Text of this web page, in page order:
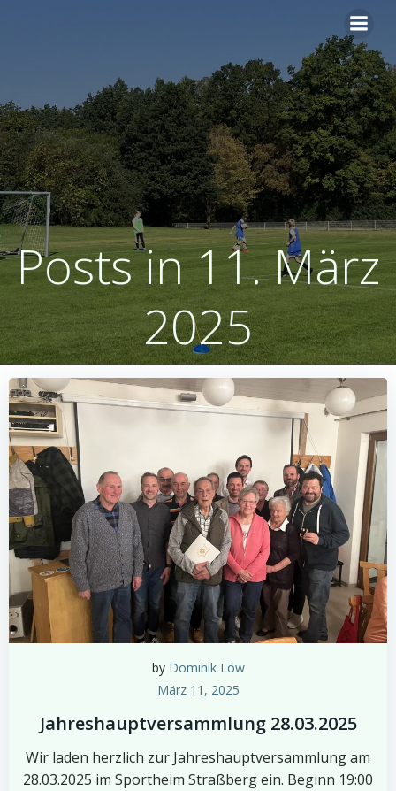
Posts in 11. März
2025
by Dominik Löw
März 11, 2025
Jahreshauptversammlung 28.03.2025
Wir laden herzlich zur Jahreshauptversammlung am
28.03.2025 im Sportheim Straßberg ein. Beginn 19:00